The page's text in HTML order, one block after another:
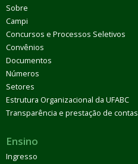
Sobre
Campi
Concursos e Processos Seletivos
Convênios
Documentos
Números
Setores
Estrutura Organizacional da UFABC
Transparência e prestação de contas
Ensino
Ingresso